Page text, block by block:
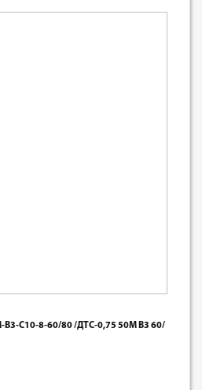
С10-8-60/80 /ДТС-0,75 50М В3 60/